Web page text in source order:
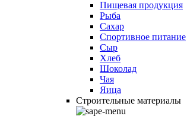
Пищевая продукция
Рыба
Сахар
Спортивное питание
Сыр
Хлеб
Шоколад
Чая
Яица
Строительные материалы